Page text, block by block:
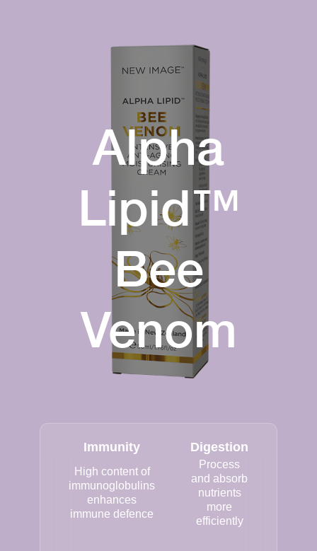
Alpha
Lipid™
Bee
Venom
Immunity
High content of
immunoglobulins
enhances
immune defence
Digestion
Process
and absorb
nutrients
more
efficiently